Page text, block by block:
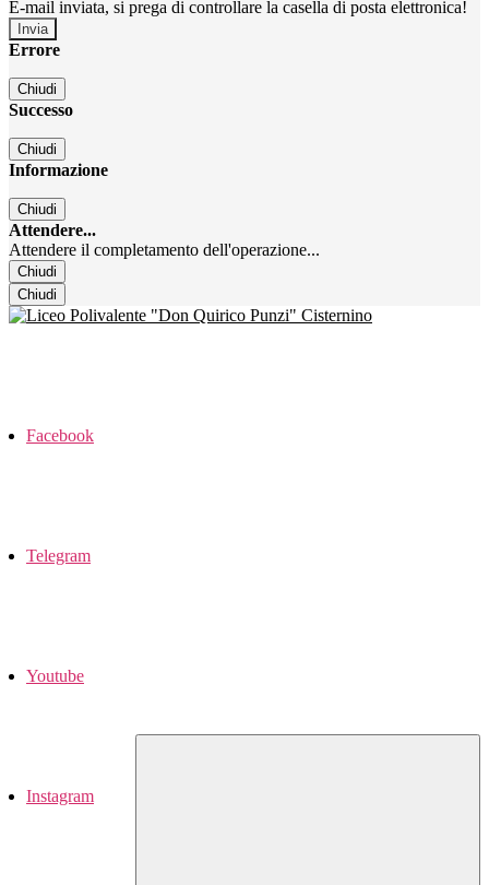
E-mail inviata, si prega di controllare la casella di posta elettronica!
Errore
Chiudi
Successo
Chiudi
Informazione
Chiudi
Attendere...
Attendere il completamento dell'operazione...
Chiudi
Chiudi
Facebook
Telegram
Youtube
Instagram